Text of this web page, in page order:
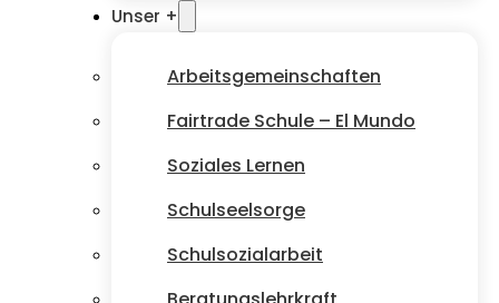
Unser +
Arbeitsgemeinschaften
Fairtrade Schule – El Mundo
Soziales Lernen
Schulseelsorge
Schulsozialarbeit